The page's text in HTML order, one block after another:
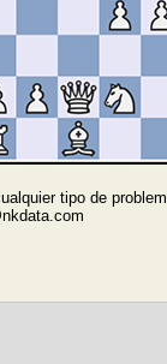
tipo de